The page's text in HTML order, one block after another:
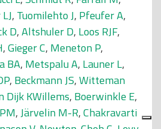
, Tuomilehto J, Pfeufer A,
D,Altshuler D, Loos RJF,
,Gieger C, Meneton P,
BA, Metspalu A, Launer L,
, Beckmann JS,Witteman
Dijk KWillems, Boerwinkle E,
,Järvelin M-R,Chakravarti